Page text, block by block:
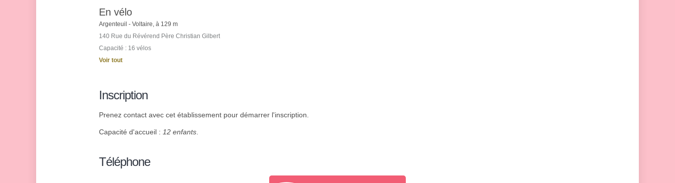
En vélo
Argenteuil - Voltaire, à 129 m
140 Rue du Révérend Père Christian Gilbert
Capacité : 16 vélos
Voir tout
Inscription
Prenez contact avec cet établissement pour démarrer l'inscription.
Capacité d'accueil : 12 enfants.
Téléphone